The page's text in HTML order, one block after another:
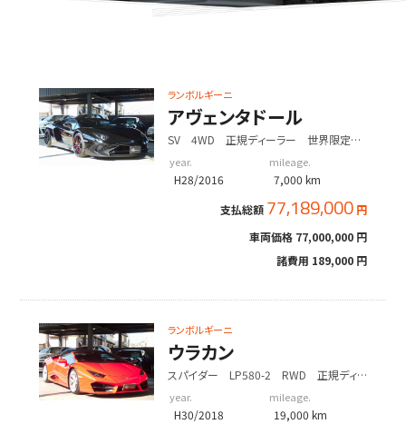
アクセス
お問い合わせ
ランボルギーニ
アヴェンタドール
SV 4WD 正規ディーラー 世界限定
year.
H28/2016
mileage.
7,000 km
支払総額 77,189,000 円
車両価格 77,000,000 円
諸費用 189,000 円
ランボルギーニ
ウラカン
スパイダー LP580-2 RWD 正規ディ
year.
H30/2018
mileage.
19,000 km